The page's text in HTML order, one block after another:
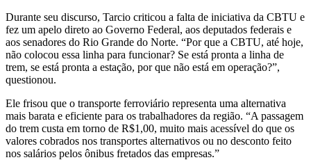
Durante seu discurso, Tarcio criticou a falta de iniciativa da CBTU e
fez um apelo direto ao Governo Federal, aos deputados federais e
aos senadores do Rio Grande do Norte. “Por que a CBTU, até hoje,
não colocou essa linha para funcionar? Se está pronta a linha de
trem, se está pronta a estação, por que não está em operação?”,
questionou.
Ele frisou que o transporte ferroviário representa uma alternativa
mais barata e eficiente para os trabalhadores da região. “A passagem
do trem custa em torno de R$1,00, muito mais acessível do que os
valores cobrados nos transportes alternativos ou no desconto feito
nos salários pelos ônibus fretados das empresas.”